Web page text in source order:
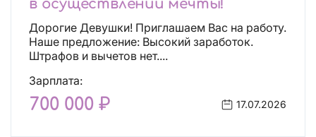
в осуществлении мечты!
Дорогие Девушки! Приглашаем Вас на работу.
Наше предложение: Высокий заработок.
Штрафов и вычетов нет....
Зарплата:
700 000 ₽ 17.07.2026